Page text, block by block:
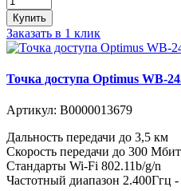
Купить
Заказать в 1 клик
Точка доступа Optimus WB-
Артикул: В0000013679
Дальность передачи до 3,5 км
Скорость передачи до 300
Стандарты Wi-Fi 802.11b/g/n
Частотный диапазон 2.400Ггц